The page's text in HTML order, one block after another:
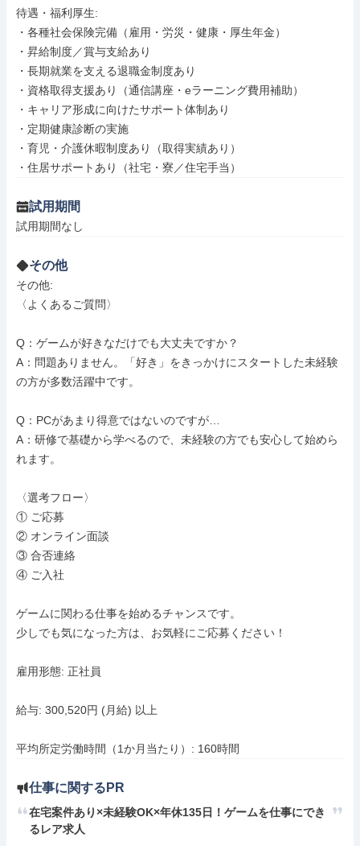
待遇・福利厚生:
・各種社会保険完備（雇用・労災・健康・厚生年金）
・昇給制度／賞与支給あり
・長期就業を支える退職金制度あり
・資格取得支援あり（通信講座・eラーニング費用補助）
・キャリア形成に向けたサポート体制あり
・定期健康診断の実施
・育児・介護休暇制度あり（取得実績あり）
・住居サポートあり（社宅・寮／住宅手当）
試用期間
試用期間なし
その他
その他:
〈よくあるご質問〉
Q：ゲームが好きなだけでも大丈夫ですか？
A：問題ありません。「好き」をきっかけにスタートした未経験
の方が多数活躍中です。
Q：PCがあまり得意ではないのですが…
A：研修で基礎から学べるので、未経験の方でも安心して始めら
れます。
〈選考フロー〉
① ご応募
② オンライン面談
③ 合否連絡
④ ご入社
ゲームに関わる仕事を始めるチャンスです。
少しでも気になった方は、お気軽にご応募ください！
雇用形態: 正社員
給与: 300,520円 (月給) 以上
平均所定労働時間（1か月当たり）: 160時間
仕事に関するPR
在宅案件あり×未経験OK×年休135日！ゲームを仕事にでき
るレア求人